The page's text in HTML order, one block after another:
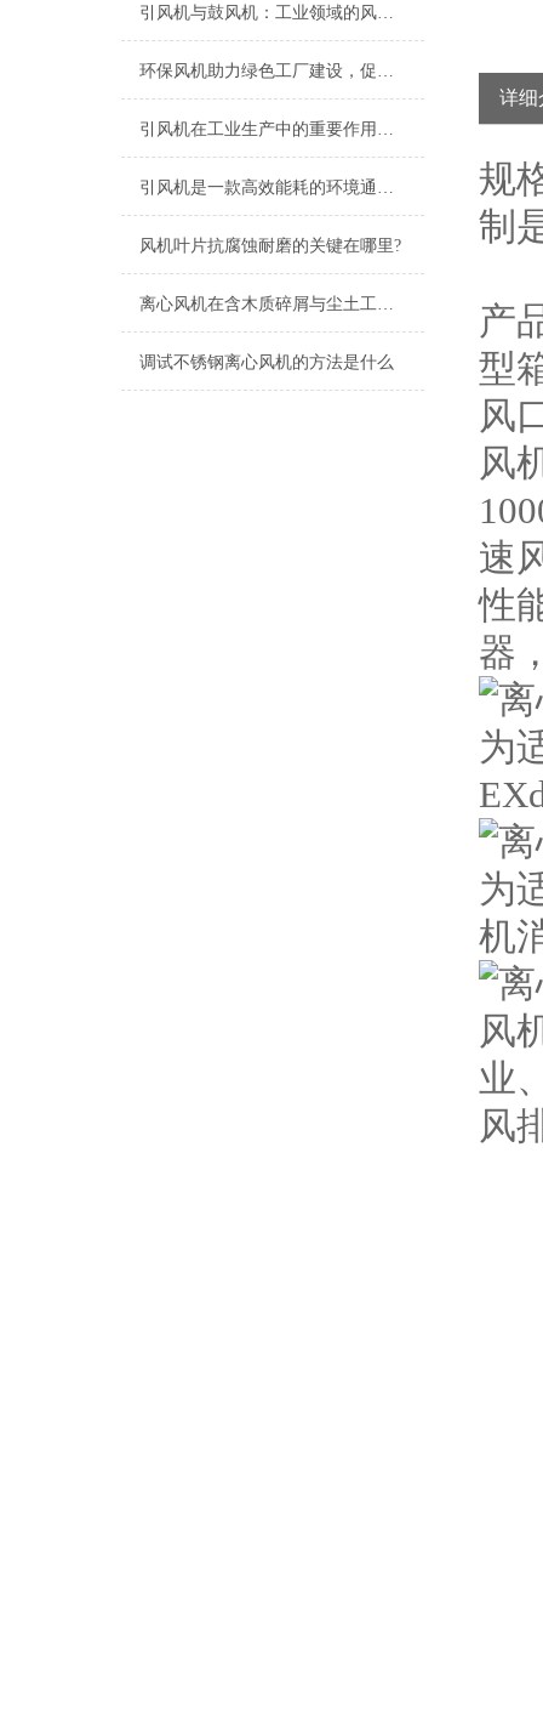
引风机与鼓风机：工业领域的风动双子星
环保风机助力绿色工厂建设，促进节能减排
引风机在工业生产中的重要作用及发展趋势
引风机是一款高效能耗的环境通风设备
风机叶片抗腐蚀耐磨的关键在哪里?
离心风机在含木质碎屑与尘土工况下的高效应用解析
调试不锈钢离心风机的方法是什么
详细
规
制
产
型
风
风
速
性
器
为
为
机
风
业
风